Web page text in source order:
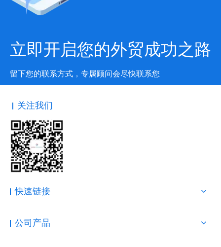
4.海外各国关税查询网站
https://hts.usitc.gov/
立即开启您的外贸成功之路
留下您的联系方式，专属顾问会尽快联系您
关注我们
快速链接
公司产品